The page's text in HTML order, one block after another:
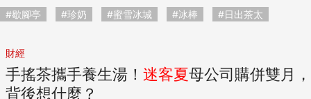
#歇腳亭 #珍奶 #蜜雪冰城 #冰棒 #日出茶太
財經
手搖茶攜手養生湯！ 迷客夏母公司購併雙月，
背後想什麼？